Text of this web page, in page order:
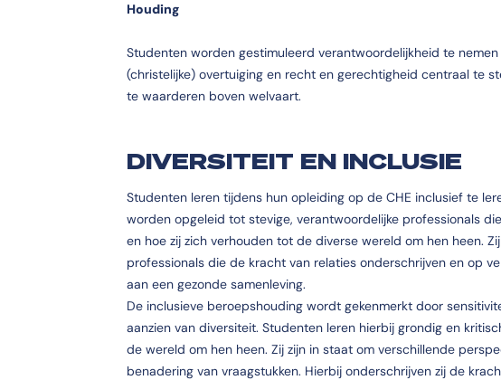
Houding
Studenten worden gestimuleerd verantwoordelijkheid te
(christelijke) overtuiging en recht en gerechtigheid centraal te
te waarderen boven welvaart.
DIVERSITEIT EN INCLUSIE
Studenten leren tijdens hun opleiding op de CHE inclusief te
worden opgeleid tot stevige, verantwoordelijke professionals
en hoe zij zich verhouden tot de diverse wereld om hen heen.
professionals die de kracht van relaties onderschrijven en op
aan een gezonde samenleving.
De inclusieve beroepshouding wordt gekenmerkt door
aanzien van diversiteit. Studenten leren hierbij grondig en
de wereld om hen heen. Zij zijn in staat om verschillende
benadering van vraagstukken. Hierbij onderschrijven zij de